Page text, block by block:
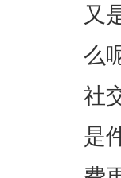
又
么
社
是